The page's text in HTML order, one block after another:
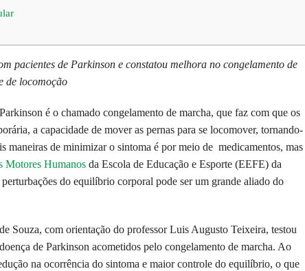
pacientes de Parkinson e constatou melhora no congelamento de
de locomoção
é o chamado congelamento de marcha, que faz com que os
a capacidade de mover as pernas para se locomover, tornando-
maneiras de minimizar o sintoma é por meio de medicamentos, mas
Motores Humanos da Escola de Educação e Esporte (EEFE) da
do equilíbrio corporal pode ser um grande aliado do
Souza, com orientação do professor Luis Augusto Teixeira, testou
de Parkinson acometidos pelo congelamento de marcha. Ao
na ocorrência do sintoma e maior controle do equilíbrio, o que